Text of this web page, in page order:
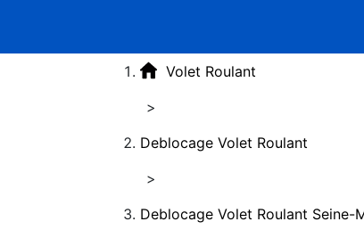
Volet Roulant
>
Deblocage Volet Roulant
>
Deblocage Volet Roulant Seine-